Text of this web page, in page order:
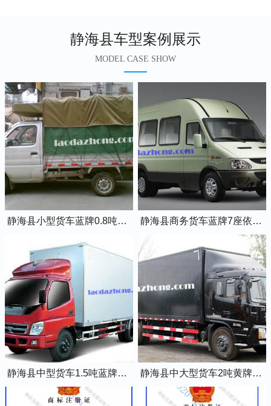
静海县车型案例展示
MODEL CASE SHOW
静海县小型货车蓝牌0.8吨小卡车 静海县商务货车蓝牌7座依维柯全顺车
静海县中型货车1.5吨蓝牌4米2厢式货车 静海县中大型货车2吨黄牌5米2厢式货车